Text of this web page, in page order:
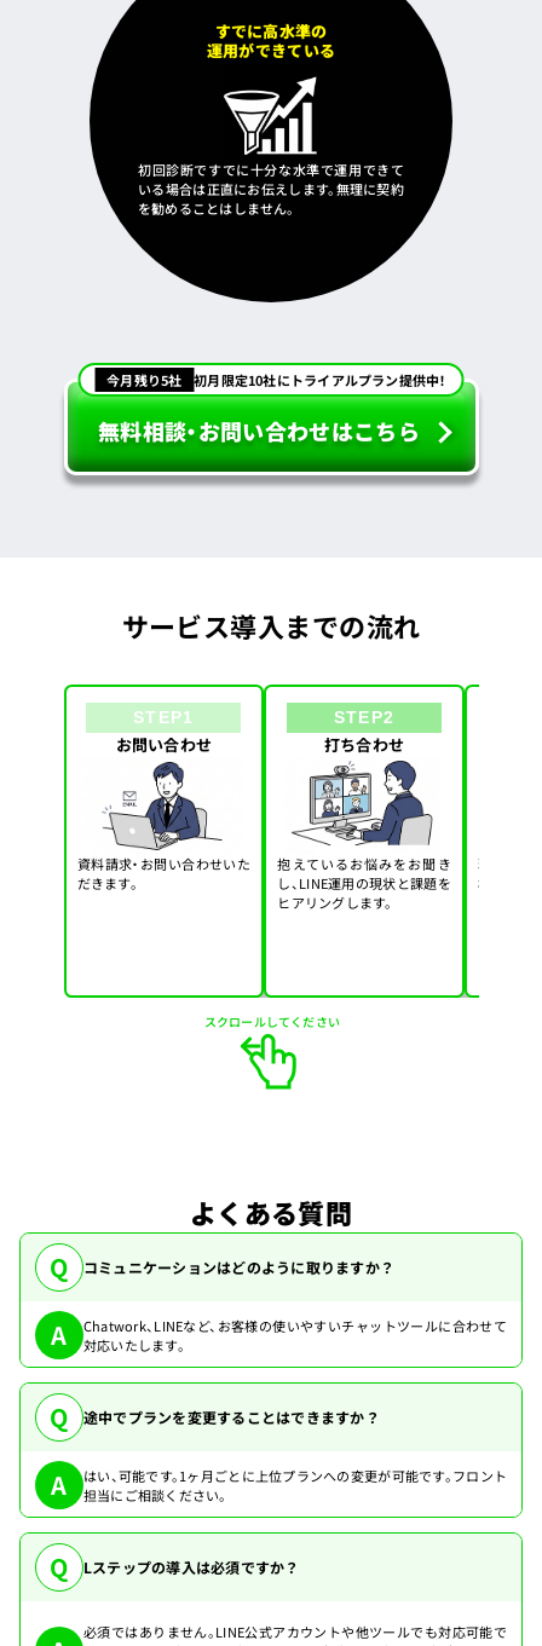
すでに高水準の
運用ができている
初回診断ですでに十分な水準で運用できて
いる場合は正直にお伝えします。無理に契約
を勧めることはしません。
今月残り5社 初月限定10社にトライアルプラン提供中！
無料相談・お問い合わせはこちら
サービス導入までの流れ
STEP1
お問い合わせ
資料請求・お問い合わせいた
だきます。
STEP2
打ち合わせ
抱えているお悩みをお聞き
し、LINE運用の現状と課題を
ヒアリングします。
現状の
析し、改
スクロールしてください
よくある質問
Q コミュニケーションはどのように取りますか？
A
Chatwork、LINEなど、お客様の使いやすいチャットツールに合わせて
対応いたします。
Q 途中でプランを変更することはできますか？
A
はい、可能です。1ヶ月ごとに上位プランへの変更が可能です。フロント
担当にご相談ください。
Q Lステップの導入は必須ですか？
必須ではありません。LINE公式アカウントや他ツールでも対応可能で